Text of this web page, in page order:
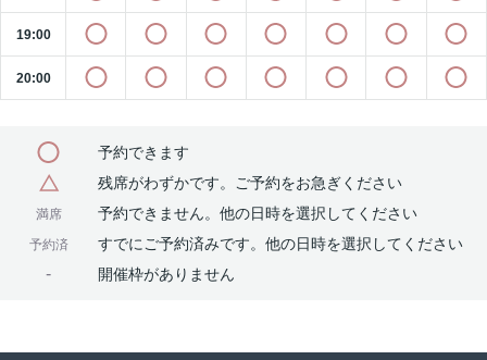
19:00
20:00
予約できます
残席がわずかです。ご予約をお急ぎください
満席 予約できません。他の日時を選択してください
予約済 すでにご予約済みです。他の日時を選択してください
- 開催枠がありません